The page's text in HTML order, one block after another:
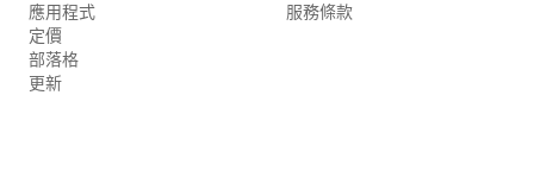
應用程式
定價
部落格
更新
服務條款